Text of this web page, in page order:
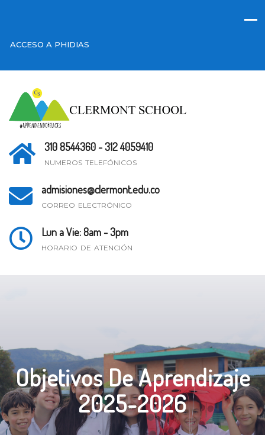
ACCESO A PHIDIAS
310 8544360 - 312 4059410
NUMEROS TELEFÓNICOS
admisiones@clermont.edu.co
CORREO ELECTRÓNICO
Lun a Vie: 8am - 3pm
HORARIO DE ATENCIÓN
Objetivos De Aprendizaje
2025-2026